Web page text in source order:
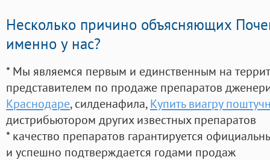
Несколько причино объясняющих
именно у нас?
* Мы являемся первым и единственным на
представителем по продаже препаратов
Краснодаре, силденафила, Купить виагру
дистрибьютором других известных препаратов
* качество препаратов гарантируется
и успешно подтверждается годами продаж